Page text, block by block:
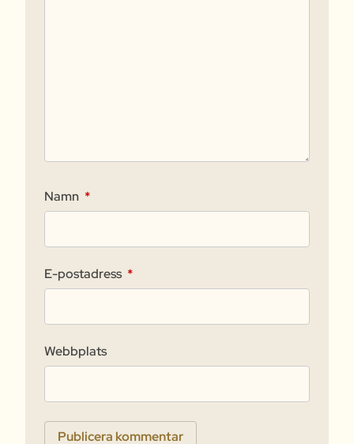
Namn *
E-postadress *
Webbplats